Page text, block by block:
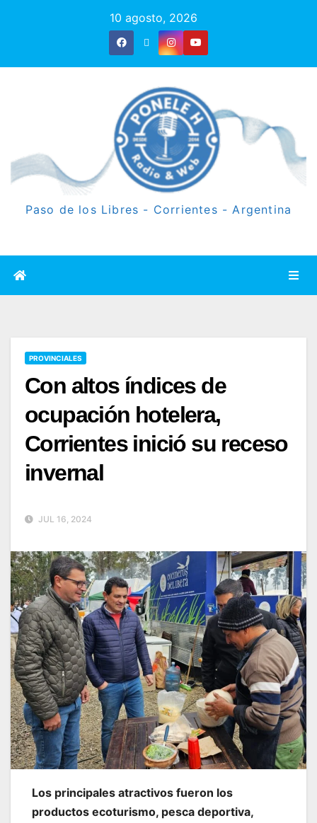
10 agosto, 2026
Paso de los Libres - Corrientes - Argentina
PROVINCIALES
Con altos índices de
ocupación hotelera,
Corrientes inició su receso
invernal
JUL 16, 2024
Los principales atractivos fueron los
productos ecoturismo, pesca deportiva,